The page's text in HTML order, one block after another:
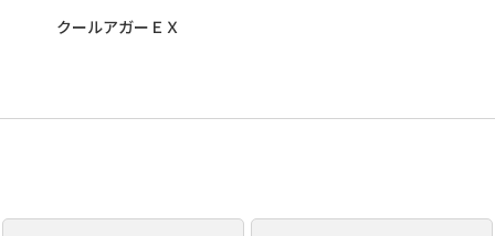
クールアガーＥＸ